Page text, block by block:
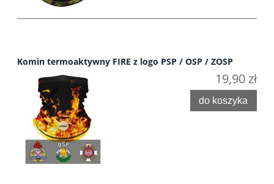
Komin termoaktywny FIRE z logo PSP / OSP / ZOSP
19,90 zł
do koszyka